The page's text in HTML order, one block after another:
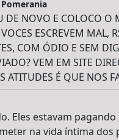
DE NOVO E COLOCO O
ESCREVEM MAL,
COM ÓDIO E SEM
VEM EM SITE
ATITUDES É QUE NOS
Eles estavam
na vida íntima dos